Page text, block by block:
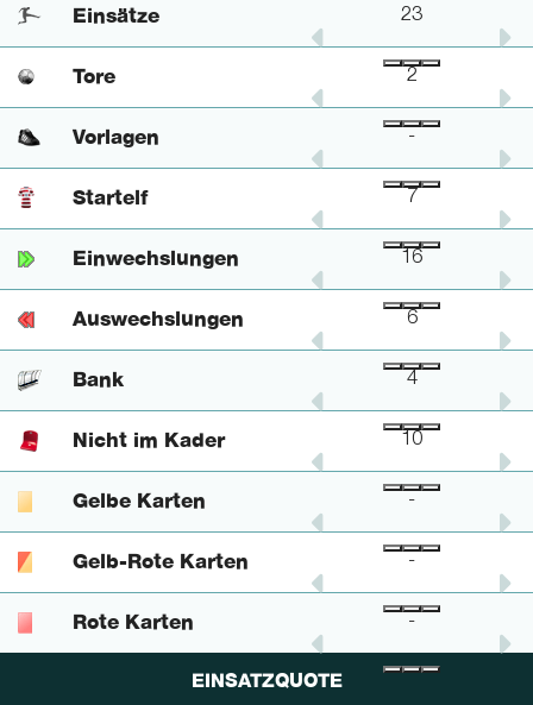
Einsätze
21 23
Tore
1 2
Vorlagen
- -
Startelf
6 7
Einwechslungen
15 16
Auswechslungen
5 6
Bank
4 4
Nicht im Kader
9 10
Gelbe Karten
- -
Gelb-Rote Karten
- -
Rote Karten
- -
EINSATZQUOTE